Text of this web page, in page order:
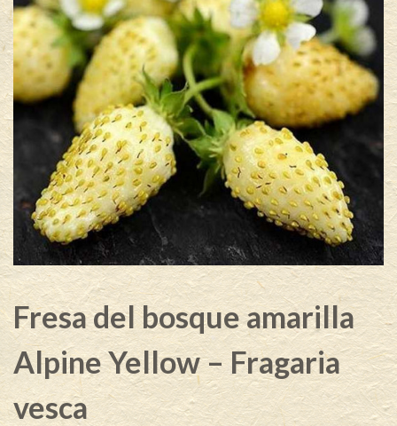
Fresa del bosque amarilla
Alpine Yellow – Fragaria
vesca